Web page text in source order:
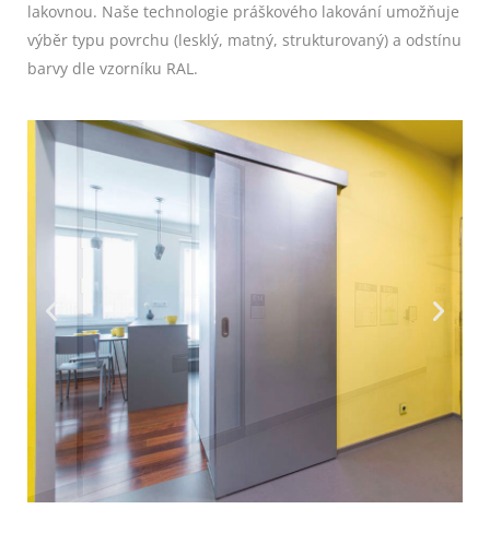
lakovnou. Naše technologie práškového lakování umožňuje
výběr typu povrchu (lesklý, matný, strukturovaný) a odstínu
barvy dle vzorníku RAL.